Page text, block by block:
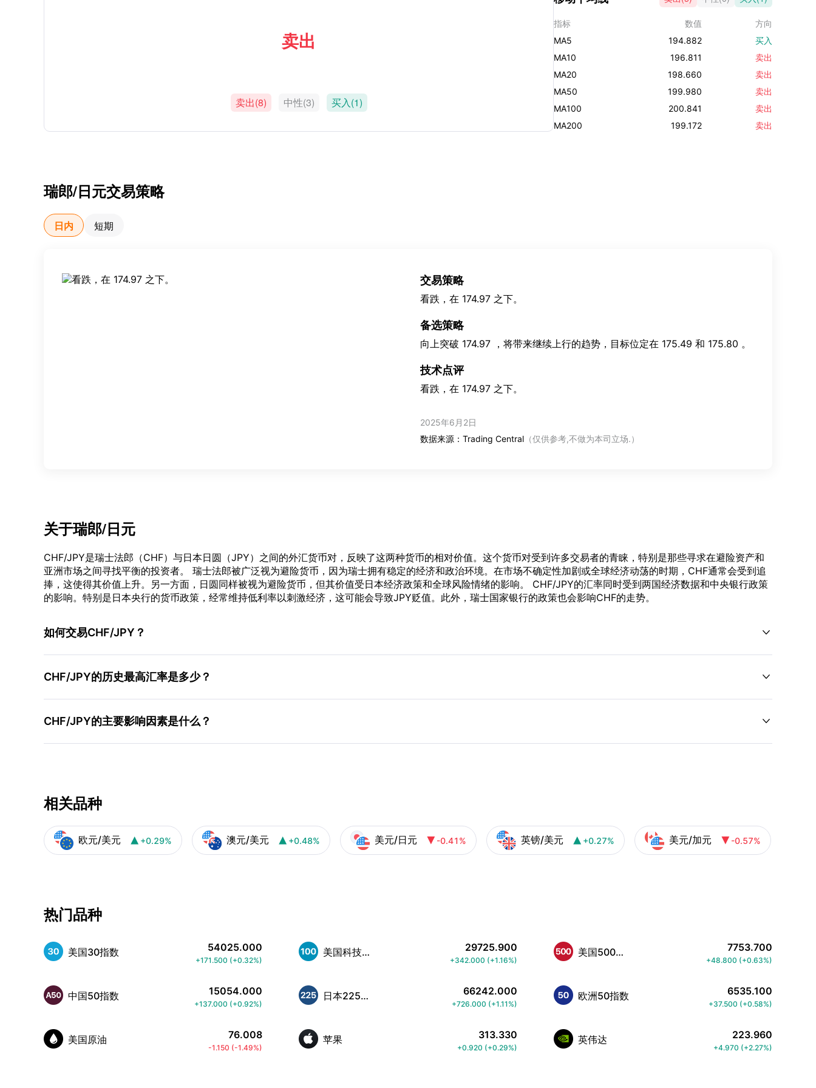
卖出
卖出(8) 中性(3) 买入(1)
指标 数值
方向
MA5
194.882
买入
MA10
196.811
卖出
MA20
198.660
卖出
MA50
199.980
卖出
MA100
200.841
卖出
MA200
199.172 卖出
瑞郎/日元交易策略
日内 短期
交易策略
看跌，在 174.97 之下。
备选策略
向上突破 174.97 ，将带来继续上行的趋势，目标位定在 175.49 和 175.80 。
技术点评
看跌，在 174.97 之下。
2025年6月2日
数据来源：Trading Central （仅供参考,不做为本司立场.）
关于瑞郎/日元
CHF/JPY是瑞士法郎（CHF）与日本日圆（JPY）之间的外汇货币对，反映了这两种货币的相对价值。这个货币对受到许多交易者的青睐，特别是那些寻求在避险资产和
亚洲市场之间寻找平衡的投资者。 瑞士法郎被广泛视为避险货币，因为瑞士拥有稳定的经济和政治环境。在市场不确定性加剧或全球经济动荡的时期，CHF通常会受到追
捧，这使得其价值上升。另一方面，日圆同样被视为避险货币，但其价值受日本经济政策和全球风险情绪的影响。 CHF/JPY的汇率同时受到两国经济数据和中央银行政策
的影响。特别是日本央行的货币政策，经常维持低利率以刺激经济，这可能会导致JPY贬值。此外，瑞士国家银行的政策也会影响CHF的走势。
如何交易CHF/JPY？ 
CHF/JPY的历史最高汇率是多少？ 
CHF/JPY的主要影响因素是什么？ 
相关品种
欧元/美元  +0.29% 澳元/美元  +0.48% 美元/日元  -0.41% 英镑/美元  +0.27% 美元/加元  -0.57%
热门品种
美国30指数 54025.000
+171.500 (+0.32%)
美国科技股100指数 29725.900
+342.000 (+1.16%)
美国500指数 7753.700
+48.800 (+0.63%)
中国50指数 15054.000
+137.000 (+0.92%)
日本225指数 66242.000
+726.000 (+1.11%)
欧洲50指数 6535.100
+37.500 (+0.58%)
美国原油 76.008
-1.150 (-1.49%)
苹果 313.330
+0.920 (+0.29%)
英伟达 223.960
+4.970 (+2.27%)